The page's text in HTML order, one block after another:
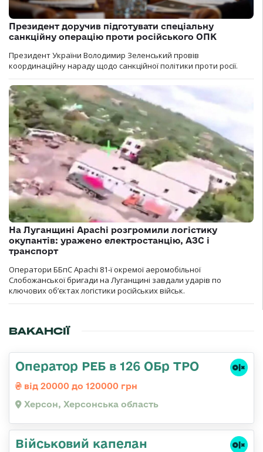
Президент доручив підготувати спеціальну
санкційну операцію проти російського ОПК
Президент України Володимир Зеленський провів
координаційну нараду щодо санкційної політики проти росії.
На Луганщині Apachi розгромили логістику
окупантів: уражено електростанцію, АЗС і
транспорт
Оператори ББпС Apachi 81-ї окремої аеромобільної
Слобожанської бригади на Луганщині завдали ударів по
ключових об’єктах логістики російських військ.
ВАКАНСІЇ
Оператор РЕБ в 126 ОБр ТРО
від 20000 до 120000 грн
Херсон, Херсонська область
Військовий капелан